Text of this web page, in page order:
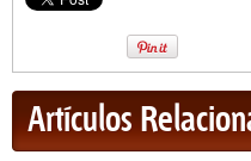
Artículos